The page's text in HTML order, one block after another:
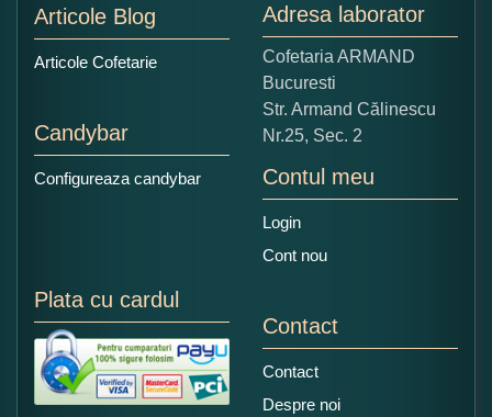
Copiati alaturi numarul din imagine:
Articole Blog
Articole Cofetarie
Candybar
Configureaza candybar
Adresa laborator
Cofetaria ARMAND
Bucuresti
Str. Armand Călinescu
Nr.25, Sec. 2
Contul meu
Login
Cont nou
Plata cu cardul
Contact
Contact
Despre noi